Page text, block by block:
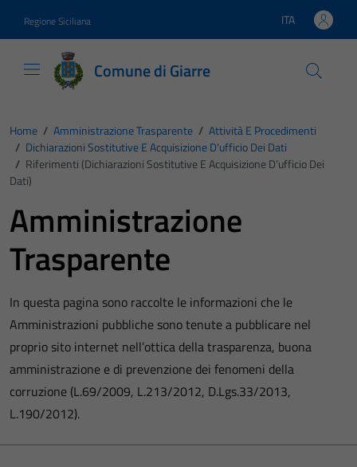
Regione Siciliana Lingua attiva:
ITA
Comune di Giarre
Home / Amministrazione Trasparente / Attività E Procedimenti
/ Dichiarazioni Sostitutive E Acquisizione D'ufficio Dei Dati
/ Riferimenti (Dichiarazioni Sostitutive E Acquisizione D’ufficio Dei
Dati)
Amministrazione
Trasparente
In questa pagina sono raccolte le informazioni che le
Amministrazioni pubbliche sono tenute a pubblicare nel
proprio sito internet nell’ottica della trasparenza, buona
amministrazione e di prevenzione dei fenomeni della
corruzione (L.69/2009, L.213/2012, D.Lgs.33/2013,
L.190/2012).